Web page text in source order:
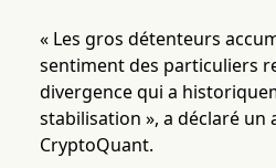
« Les gros détenteurs
sentiment des particuliers
divergence qui a
stabilisation », a déclaré un
CryptoQuant.